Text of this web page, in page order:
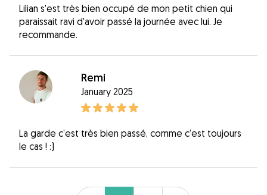
Lilian s'est très bien occupé de mon petit chien qui
paraissait ravi d'avoir passé la journée avec lui. Je
recommande.
Remi
January 2025
La garde c’est très bien passé, comme c’est toujours
le cas ! :)